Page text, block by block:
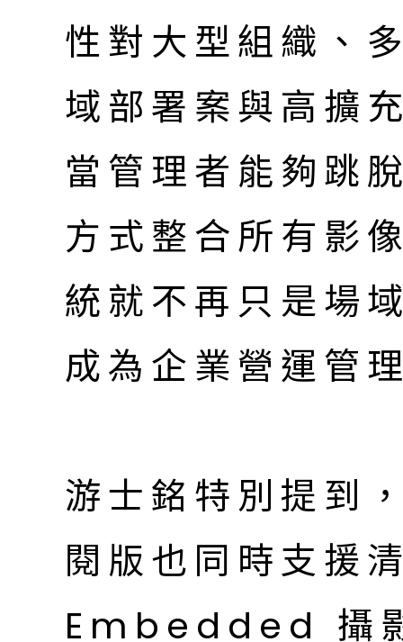
性對大型組織、
域部署案與高擴
當管理者能夠跳
方式整合所有影
統就不再只是場
成為企業營運管
游士銘特別提
閱版也同時支援
Embedded 攝